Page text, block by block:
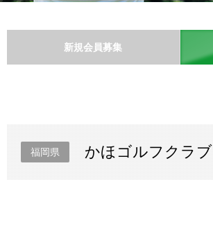
新規会員募集
福岡県 かほゴルフクラブ